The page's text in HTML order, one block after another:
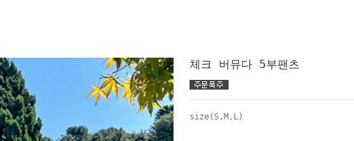
체크 버뮤다 5부팬츠
size(S,M,L)